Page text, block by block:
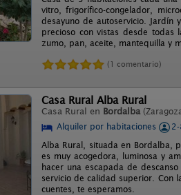
vitro, frigorífico-congelador,
desayuno de autoservicio.
precioso con vistas desde todas
zumo, pan, aceite, mantequilla y
(1 comentario)
Casa Rural Alba Rural
Casa Rural en Bordalba
Alquiler por habitaciones
Alba Rural, situada en Bordalba,
es muy acogedora, luminosa y
hacer una escapada de
servicio de calidad superior. Con
cuentes, te esperamos.